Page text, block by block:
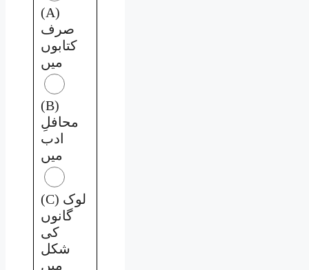
(A)
صرف
کتابوں
میں
(B)
محافلِ
ادب
میں
(C) لوک
گانوں
کی
شکل
میں